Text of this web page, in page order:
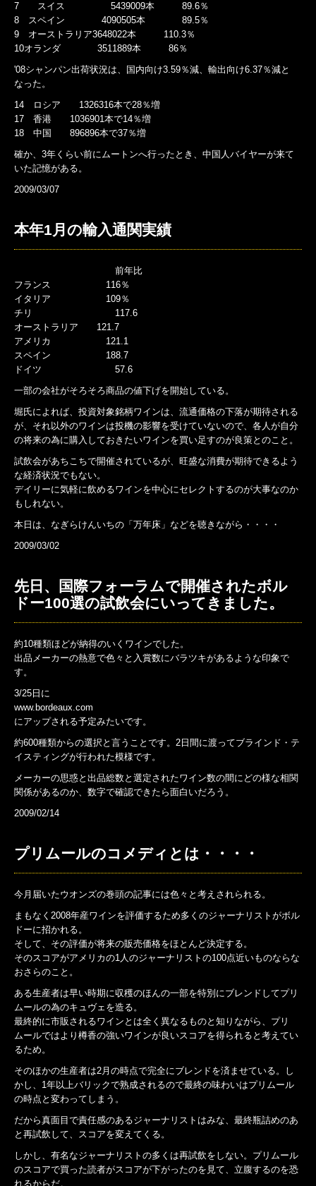
7 スイス 5439009本 89.6％
8 スペイン 4090505本 89.5％
9 オーストラリア3648022本 110.3％
10オランダ 3511889本 86％
'08シャンパン出荷状況は、国内向け3.59％減、輸出向け6.37％減と
なった。
14 ロシア 1326316本で28％増
17 香港 1036901本で14％増
18 中国 896896本で37％増
確か、3年くらい前にムートンへ行ったとき、中国人バイヤーが来て
いた記憶がある。
2009/03/07
本年1月の輸入通関実績
前年比
フランス 116％
イタリア 109％
チリ 117.6
オーストラリア 121.7
アメリカ 121.1
スペイン 188.7
ドイツ 57.6
一部の会社がそろそろ商品の値下げを開始している。
堀氏によれば、投資対象銘柄ワインは、流通価格の下落が期待される
が、それ以外のワインは投機の影響を受けていないので、各人が自分
の将来の為に購入しておきたいワインを買い足すのが良策とのこと。
試飲会があちこちで開催されているが、旺盛な消費が期待できるよう
な経済状況でもない。
デイリーに気軽に飲めるワインを中心にセレクトするのが大事なのか
もしれない。
本日は、なぎらけんいちの「万年床」などを聴きながら・・・・
2009/03/02
先日、国際フォーラムで開催されたボル
ドー100選の試飲会にいってきました。
約10種類ほどが納得のいくワインでした。
出品メーカーの熱意で色々と入賞数にバラツキがあるような印象で
す。
3/25日に
www.bordeaux.com
にアップされる予定みたいです。
約600種類からの選択と言うことです。2日間に渡ってブラインド・テ
イスティングが行われた模様です。
メーカーの思惑と出品総数と選定されたワイン数の間にどの様な相関
関係があるのか、数字で確認できたら面白いだろう。
2009/02/14
プリムールのコメディとは・・・・
今月届いたウオンズの巻頭の記事には色々と考えされられる。
まもなく2008年産ワインを評価するため多くのジャーナリストがボル
ドーに招かれる。
そして、その評価が将来の販売価格をほとんど決定する。
そのスコアがアメリカの1人のジャーナリストの100点近いものならな
おさらのこと。
ある生産者は早い時期に収穫のほんの一部を特別にブレンドしてプリ
ムールの為のキュヴェを造る。
最終的に市販されるワインとは全く異なるものと知りながら、プリ
ムールではより樽香の強いワインが良いスコアを得られると考えてい
るため。
そのほかの生産者は2月の時点で完全にブレンドを済ませている。し
かし、1年以上バリックで熟成されるので最終の味わいはプリムール
の時点と変わってしまう。
だから真面目で責任感のあるジャーナリストはみな、最終瓶詰めのあ
と再試飲して、スコアを変えてくる。
しかし、有名なジャーナリストの多くは再試飲をしない。プリムール
のスコアで買った読者がスコアが下がったのを見て、立腹するのを恐
れるからだ。